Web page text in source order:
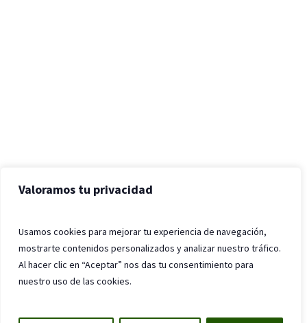
Valoramos tu privacidad
Usamos cookies para mejorar tu experiencia de navegación,
mostrarte contenidos personalizados y analizar nuestro tráfico.
Al hacer clic en “Aceptar” nos das tu consentimiento para
nuestro uso de las cookies.